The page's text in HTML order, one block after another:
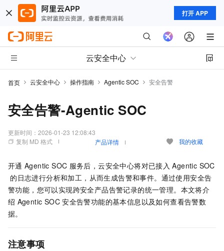
打开 APP
云安全中心
首页 云安全中心 操作指南 Agentic SOC 安全告警
安全告警-Agentic SOC
更新时间： 2026-01-23 12:08:43
复制 MD 格式
产品详情 我的收藏
开通 Agentic SOC 服务后，云安全中心将对已接入 Agentic SOC
的日志进行分析和加工，从而生成告警和事件。通过使用安全告
警功能，您可以实现跨安全产品告警记录的统一管理。本文将介
绍 Agentic SOC 安全告警功能的基本信息以及如何查看告警数
据。
注意事项